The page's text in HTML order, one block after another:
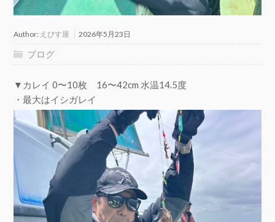
Author: えびす屋 2026年5月23日
ブログ
▼カレイ 0〜10枚 16〜42cm 水温14.5度
・最大はイシガレイ